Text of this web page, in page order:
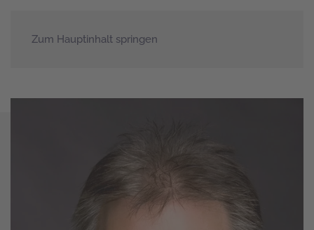
Zum Hauptinhalt springen